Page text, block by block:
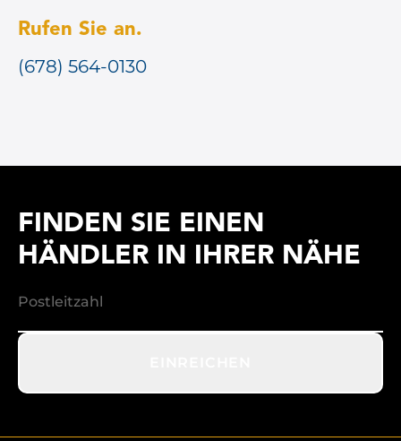
Rufen Sie an.
(678) 564-0130
FINDEN SIE EINEN
HÄNDLER IN IHRER NÄHE